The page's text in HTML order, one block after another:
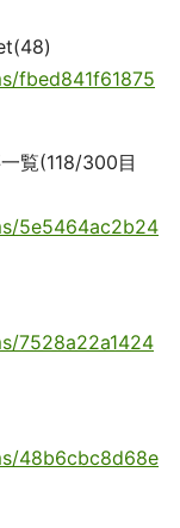
fbed841f61875
覧(118/300目
5e5464ac2b24
7528a22a1424
48b6cbc8d68e